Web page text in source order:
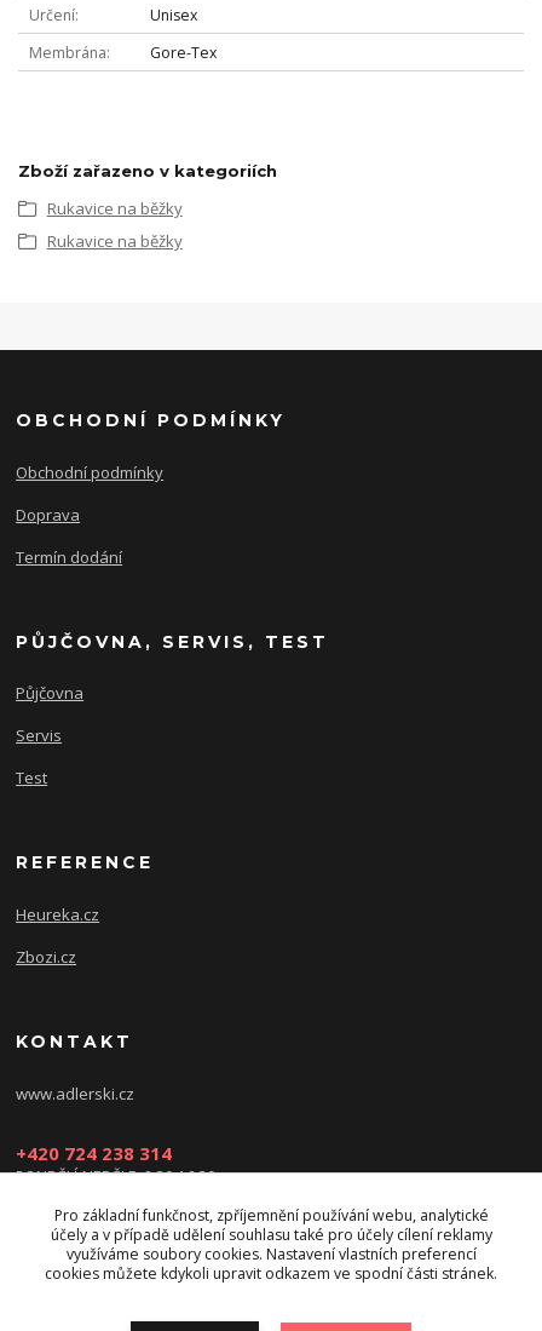
Určení
Unisex
Membrána
Gore-Tex
Zboží zařazeno v kategoriích
Rukavice na běžky
Rukavice na běžky
OBCHODNÍ PODMÍNKY
Obchodní podmínky
Doprava
Termín dodání
PŮJČOVNA, SERVIS, TEST
Půjčovna
Servis
Test
REFERENCE
Heureka.cz
Zbozi.cz
KONTAKT
www.adlerski.cz
+420 724 238 314
PONDĚLÍ-NEDĚLE: 8:30-16:30
eshop@adler-ski.cz
Pro základní funkčnost, zpříjemnění používání webu, analytické
účely a v případě udělení souhlasu také pro účely cílení reklamy
využíváme soubory cookies. Nastavení vlastních preferencí
cookies můžete kdykoli upravit odkazem ve spodní části stránek.